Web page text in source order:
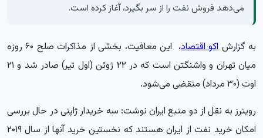
می‌دهد فروش نفت را از سر بگیرد، آغاز کرده است.
به گزارشاکو اقتصاد
، این معافیت، بخشی از مذاکرات صلح ۶۰ روزه
میان تهران و واشنگتن است که در ۲۲ ژوئن (اول تیر) صادر شد و ۲۱
اوت (۳۰ مرداد) منقضی می‌شود.
رویترز به نقل از دو منبع ایران نوشت: سه خریدار ژاپنی در حال بررسی
امکان خرید نفت از ایران هستند که نخستین خرید آنها از سال ۲۰۱۹